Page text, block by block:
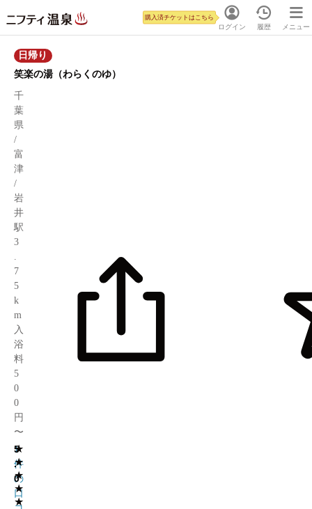
ログイン
購入済チケットはこちら
履歴 メニュー
日帰り
笑楽の湯（わらくのゆ）
千
葉
県
/
富
津
/
岩
井
駅
3
7
5
k
m
入
浴
料
5
0
0
円
〜
★
★
★
★
★
5
.
0
1
件
の
口